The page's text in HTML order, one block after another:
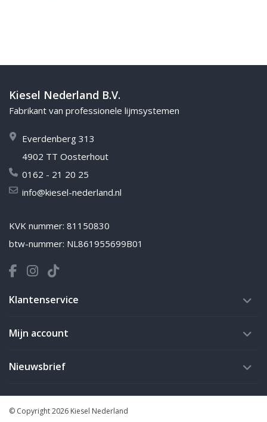
Kiesel Nederland B.V.
Fabrikant van professionele lijmsystemen
Everdenberg 313
4902 TT Oosterhout
0162 - 21 20 25
info@kiesel-nederland.nl
KVK nummer: 81150830
btw-nummer: NL861955699B01
Klantenservice
Mijn account
Nieuwsbrief
© Copyright 2026 Kiesel Nederland